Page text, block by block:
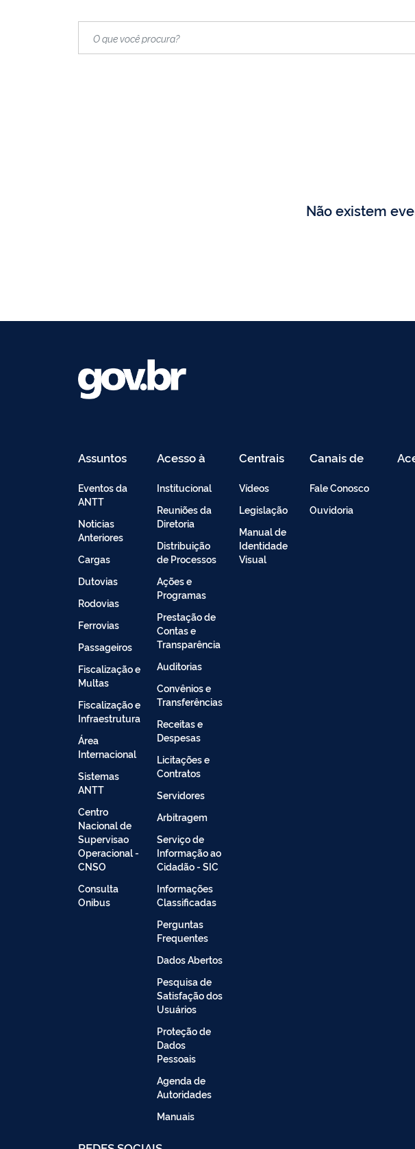
Não existem
Assuntos
Eventos da
ANTT
Noticias
Anteriores
Cargas
Dutovias
Rodovias
Ferrovias
Passageiros
Fiscalização e
Multas
Fiscalização e
Infraestrutura
Área
Internacional
Sistemas
ANTT
Centro
Nacional de
Supervisao
Operacional -
CNSO
Consulta
Onibus
Acesso à
Informação
Institucional
Reuniões da
Diretoria
Distribuição
de Processos
Ações e
Programas
Prestação de
Contas e
Transparência
Auditorias
Convênios e
Transferências
Receitas e
Despesas
Licitações e
Contratos
Servidores
Arbitragem
Serviço de
Informação ao
Cidadão - SIC
Informações
Classificadas
Perguntas
Frequentes
Dados Abertos
Pesquisa de
Satisfação dos
Usuários
Proteção de
Dados
Pessoais
Agenda de
Autoridades
Manuais
Centrais
de
Vídeos
Legislação
Manual de
Identidade
Visual
Canais de
Atendimento
Fale Conosco
Ouvidoria